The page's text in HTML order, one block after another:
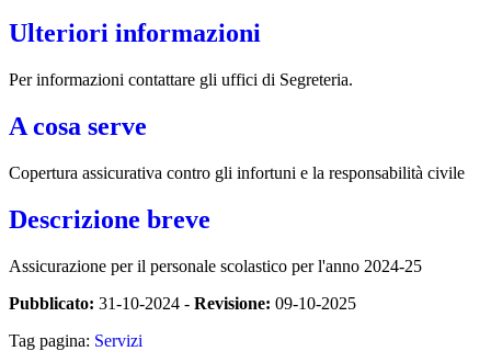
Ulteriori informazioni
Per informazioni contattare gli uffici di Segreteria.
A cosa serve
Copertura assicurativa contro gli infortuni e la responsabilità civile
Descrizione breve
Assicurazione per il personale scolastico per l'anno 2024-25
Pubblicato: 31-10-2024 - Revisione: 09-10-2025
Tag pagina: Servizi